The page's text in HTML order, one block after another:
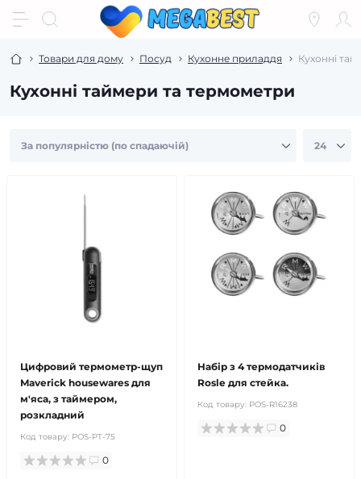
Товари для дому Посуд Кухонне приладдя Кухонні
Кухонні таймери та термометри
Цифровий термометр-щуп
Maverick housewares для
м'яса, з таймером,
розкладний
Код товару: POS-PT-75
0
Набір з 4 термодатчиків
Rosle для стейка.
Код товару: POS-R16238
0